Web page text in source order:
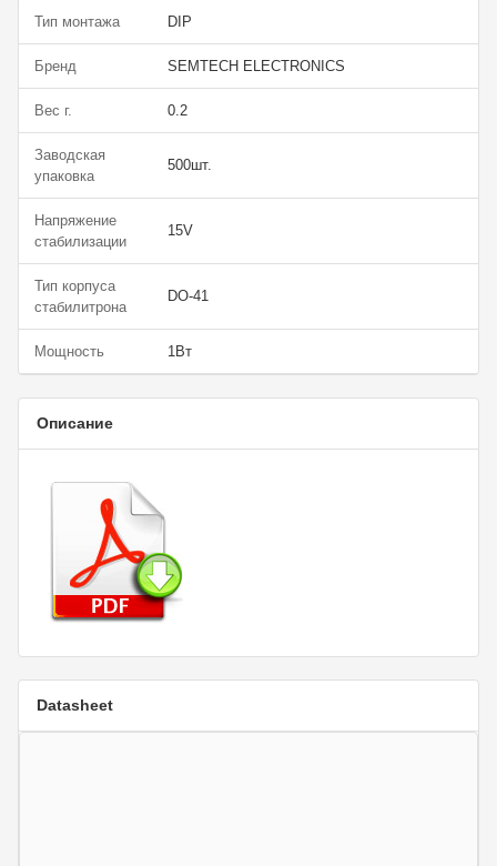
Тип монтажа DIP
Бренд SEMTECH ELECTRONICS
Вес г. 0.2
Заводская
упаковка
500шт.
Напряжение
стабилизации
15V
Тип корпуса
стабилитрона
DO-41
Мощность 1Вт
Описание
Datasheet